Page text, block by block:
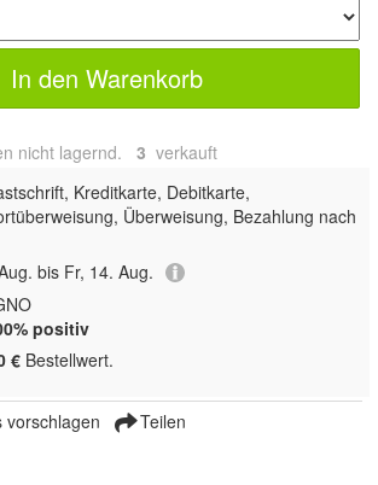
In den Warenkorb
nicht lagernd. 3 verkauft
Kreditkarte, Debitkarte,
Überweisung, Bezahlung nach
bis Fr, 14. Aug.
positiv
€ Bestellwert.
vorschlagen Teilen